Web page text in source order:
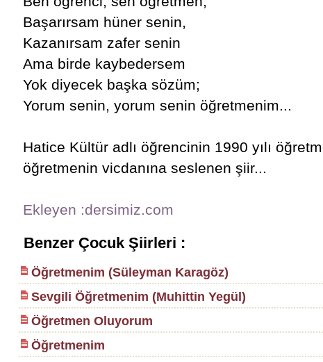
Başarırsam hüner senin,
Kazanırsam zafer senin
Ama birde kaybedersem
Yok diyecek başka sözüm;
Yorum senin, yorum senin öğretmenim...
Hatice Kültür adlı öğrencinin 1990 yılı
öğretmenin vicdanına seslenen şiir...
Ekleyen :dersimiz.com
Benzer Çocuk Şiirleri :
Öğretmenim (Süleyman Karagöz)
Sevgili Öğretmenim (Muhittin Yegül)
Öğretmen Oluyorum
Öğretmenim